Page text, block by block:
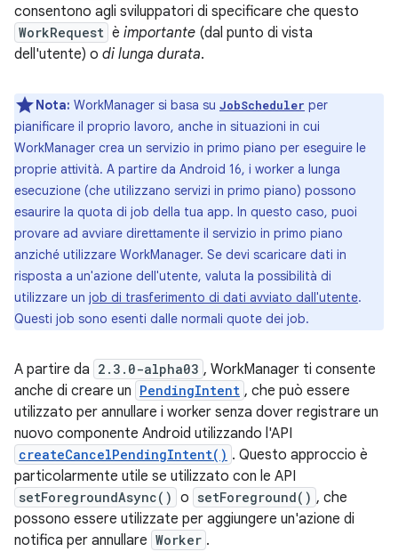
consentono agli sviluppatori di specificare che questo
WorkRequest è importante (dal punto di vista
dell'utente) o di lunga durata.
Nota: WorkManager si basa su JobScheduler per
pianificare il proprio lavoro, anche in situazioni in cui
WorkManager crea un servizio in primo piano per eseguire le
proprie attività. A partire da Android 16, i worker a lunga
esecuzione (che utilizzano servizi in primo piano) possono
esaurire la quota di job della tua app. In questo caso, puoi
provare ad avviare direttamente il servizio in primo piano
anziché utilizzare WorkManager. Se devi scaricare dati in
risposta a un'azione dell'utente, valuta la possibilità di
utilizzare un job di trasferimento di dati avviato dall'utente.
Questi job sono esenti dalle normali quote dei job.
A partire da 2.3.0-alpha03 , WorkManager ti consente
anche di creare un PendingIntent , che può essere
utilizzato per annullare i worker senza dover registrare un
nuovo componente Android utilizzando l'API
createCancelPendingIntent() . Questo approccio è
particolarmente utile se utilizzato con le API
setForegroundAsync() o setForeground() , che
possono essere utilizzate per aggiungere un'azione di
notifica per annullare Worker .